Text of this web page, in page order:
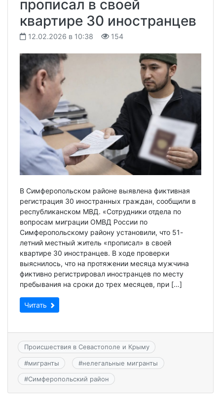
прописал в своей
квартире 30 иностранцев
12.02.2026 в 10:38 154
В Симферопольском районе выявлена фиктивная
регистрация 30 иностранных граждан, сообщили в
республиканском МВД. «Сотрудники отдела по
вопросам миграции ОМВД России по
Симферопольскому району установили, что 51-
летний местный житель «прописал» в своей
квартире 30 иностранцев. В ходе проверки
выяснилось, что на протяжении месяца мужчина
фиктивно регистрировал иностранцев по месту
пребывания на сроки до трех месяцев, при […]
Читать
Происшествия в Севастополе и Крыму
#мигранты #нелегальные мигранты
#Симферопольский район